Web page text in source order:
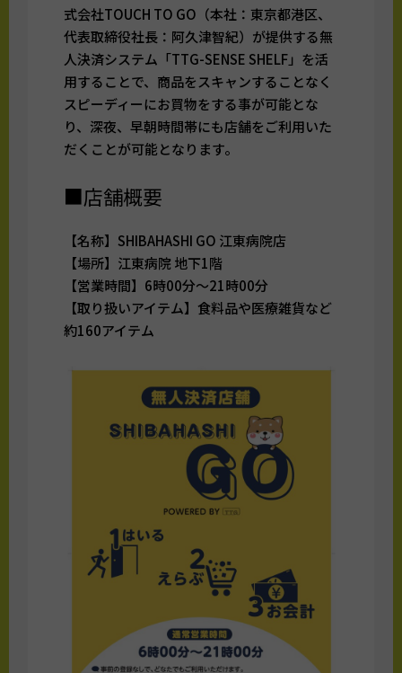
式会社TOUCH TO GO（本社：東京都港区、
代表取締役社長：阿久津智紀）が提供する無
人決済システム「TTG-SENSE SHELF」を活
用することで、商品をスキャンすることなく
スピーディーにお買物をする事が可能とな
り、深夜、早朝時間帯にも店舗をご利用いた
だくことが可能となります。
■店舗概要
【名称】SHIBAHASHI GO 江東病院店
【場所】江東病院 地下1階
【営業時間】6時00分～21時00分
【取り扱いアイテム】食料品や医療雑貨など
約160アイテム